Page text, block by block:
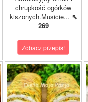
chrupkość ogórków
kiszonych.Musicie... ⇖
269
Zobacz przepis!